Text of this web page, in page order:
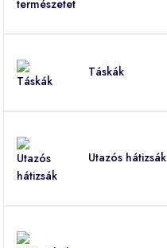
Táskák
Utazós hátizsák